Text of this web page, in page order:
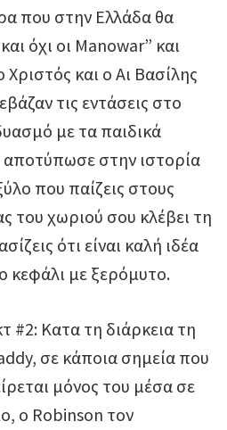
που στην Ελλάδα θα
όχι οι Manowar” και
Χριστός και ο Αι Βασίλης
τις εντάσεις στο
με τα παιδικά
αποτύπωσε στην ιστορία
που παίζεις στους
του χωριού σου κλέβει τη
ότι είναι καλή ιδέα
κεφάλι με ξερόμυτο.
#2: Κατα τη διάρκεια τη
σε κάποια σημεία που
μόνος του μέσα σε
ο Robinson τον